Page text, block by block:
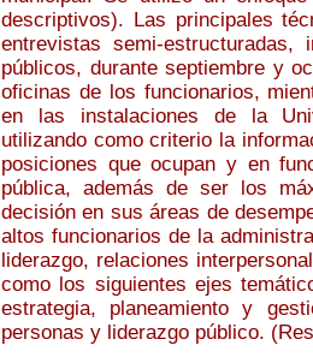
descriptivos). Las principales
entrevistas semi-
públicos, durante septiembre y
oficinas de los funcionarios,
en las instalaciones de la
utilizando como criterio la
posiciones que ocupan y en
pública, además de ser los
decisión en sus áreas de
altos funcionarios de la
liderazgo, relaciones
como los siguientes ejes
estrategia, planeamiento y
personas y liderazgo público.